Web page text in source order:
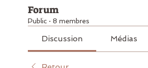
Forum
Public · 8 membres
Discussion Médias